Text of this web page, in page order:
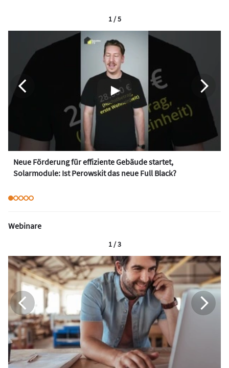
Neue Förderung für effiziente Gebäude startet,
Solarmodule: Ist Perowskit das neue Full Black?
1 / 5
Webinare
1 / 3